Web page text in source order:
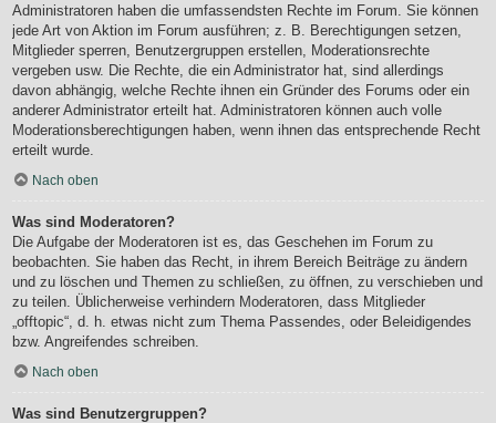
Administratoren haben die umfassendsten Rechte im Forum. Sie können
jede Art von Aktion im Forum ausführen; z. B. Berechtigungen setzen,
Mitglieder sperren, Benutzergruppen erstellen, Moderationsrechte
vergeben usw. Die Rechte, die ein Administrator hat, sind allerdings
davon abhängig, welche Rechte ihnen ein Gründer des Forums oder ein
anderer Administrator erteilt hat. Administratoren können auch volle
Moderationsberechtigungen haben, wenn ihnen das entsprechende Recht
erteilt wurde.
Nach oben
Was sind Moderatoren?
Die Aufgabe der Moderatoren ist es, das Geschehen im Forum zu
beobachten. Sie haben das Recht, in ihrem Bereich Beiträge zu ändern
und zu löschen und Themen zu schließen, zu öffnen, zu verschieben und
zu teilen. Üblicherweise verhindern Moderatoren, dass Mitglieder
„offtopic“, d. h. etwas nicht zum Thema Passendes, oder Beleidigendes
bzw. Angreifendes schreiben.
Nach oben
Was sind Benutzergruppen?